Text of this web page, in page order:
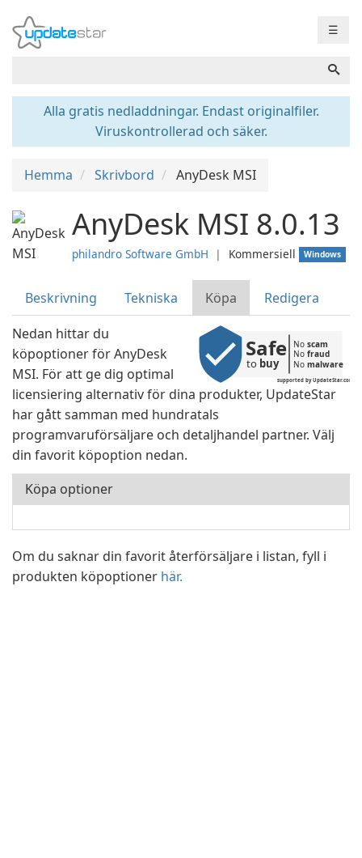
☰
Alla gratis nedladdningar. Endast originalfiler.
Viruskontrollerad och säker.
Hemma Skrivbord AnyDesk MSI
AnyDesk MSI 8.0.13
philandro Software GmbH ❘ Kommersiell Windows
Beskrivning Tekniska Köpa Redigera
supported by UpdateStar.com
Safe
to buy
No scam
No fraud
No malware
Nedan hittar du
köpoptioner för AnyDesk
MSI. För att ge dig optimal
licensiering alternativ för dina produkter, UpdateStar
har gått samman med hundratals
programvaruförsäljare och detaljhandel partner. Välj
din favorit köpoption nedan.
Köpa optioner
Om du saknar din favorit återförsäljare i listan, fyll i
produkten köpoptioner här.